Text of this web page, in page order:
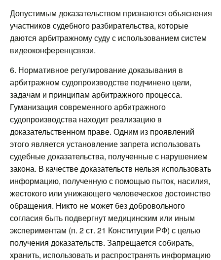
Допустимым доказательством признаются объяснения
участников судебного разбирательства, которые
даются арбитражному суду с использованием систем
видеоконференцсвязи.
6. Нормативное регулирование доказывания в
арбитражном судопроизводстве подчинено цели,
задачам и принципам арбитражного процесса.
Гуманизация современного арбитражного
судопроизводства находит реализацию в
доказательственном праве. Одним из проявлений
этого является установление запрета использовать
судебные доказательства, полученные с нарушением
закона. В качестве доказательств нельзя использовать
информацию, полученную с помощью пыток, насилия,
жестокого или унижающего человеческое достоинство
обращения. Никто не может без добровольного
согласия быть подвергнут медицинским или иным
экспериментам (п. 2 ст. 21 Конституции РФ) с целью
получения доказательств. Запрещается собирать,
хранить, использовать и распространять информацию